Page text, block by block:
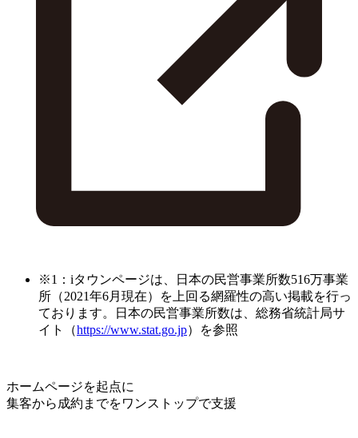
※1：iタウンページは、日本の民営事業所数516万事業
所（2021年6月現在）を上回る網羅性の高い掲載を行っ
ております。日本の民営事業所数は、総務省統計局サ
イト（https://www.stat.go.jp）を参照
ホームページを起点に
集客から成約までをワンストップで支援